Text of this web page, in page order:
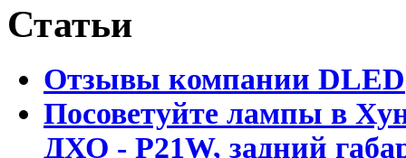
Статьи
Отзывы компании DLED
Посоветуйте лампы в
ДХО - P21W, задний